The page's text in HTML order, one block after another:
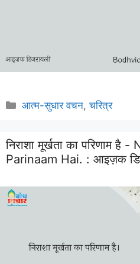
Categories
आत्म-सुधार वचन,चरित्र
निराशा मूर्खता का परिणाम
Parinaam Hai. : आइज़क